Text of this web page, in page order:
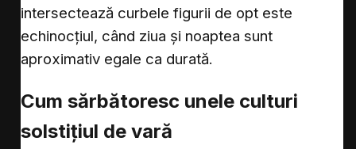
intersectează curbele figurii de opt este
echinocțiul, când ziua și noaptea sunt
aproximativ egale ca durată.
Cum sărbătoresc unele culturi
solstițiul de vară